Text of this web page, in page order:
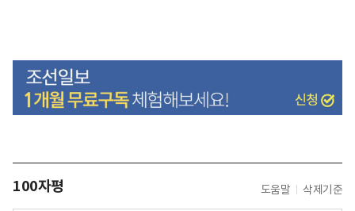
100자평 도움말 삭제기준